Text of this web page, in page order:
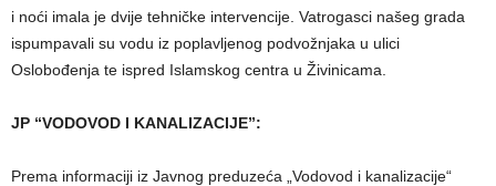
i noći imala je dvije tehničke intervencije. Vatrogasci našeg grada
ispumpavali su vodu iz poplavljenog podvožnjaka u ulici
Oslobođenja te ispred Islamskog centra u Živinicama.
JP “VODOVOD I KANALIZACIJE”:
Prema informaciji iz Javnog preduzeća „Vodovod i kanalizacije“